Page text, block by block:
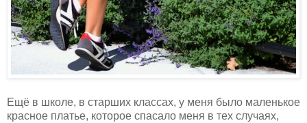
Ещё в школе, в старших классах, у меня было маленькое
красное платье, которое спасало меня в тех случаях,